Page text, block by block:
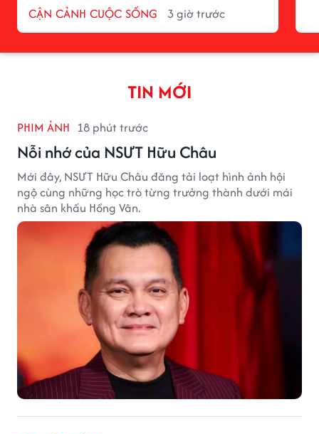
CẬN CẢNH CUỘC SỐNG 3 giờ trước
TIN MỚI
PHIM ẢNH 18 phút trước
Nỗi nhớ của NSƯT Hữu Châu
Mới đây, NSƯT Hữu Châu đăng tải loạt hình ảnh hội
ngộ cùng những học trò từng trưởng thành dưới mái
nhà sân khấu Hồng Vân.